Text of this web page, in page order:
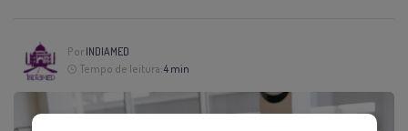
Por INDIAMED
Tempo de leitura:4 min